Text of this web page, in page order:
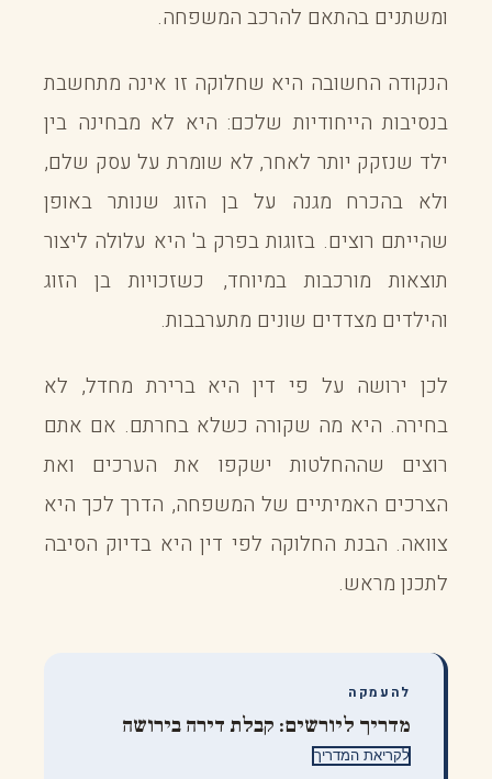
ומשתנים בהתאם להרכב המשפחה.
הנקודה החשובה היא שחלוקה זו אינה מתחשבת
בנסיבות הייחודיות שלכם: היא לא מבחינה בין
ילד שנזקק יותר לאחר, לא שומרת על עסק שלם,
ולא בהכרח מגנה על בן הזוג שנותר באופן
שהייתם רוצים. בזוגות בפרק ב' היא עלולה ליצור
תוצאות מורכבות במיוחד, כשזכויות בן הזוג
והילדים מצדדים שונים מתערבבות.
לכן ירושה על פי דין היא ברירת מחדל, לא
בחירה. היא מה שקורה כשלא בחרתם. אם אתם
רוצים שההחלטות ישקפו את הערכים ואת
הצרכים האמיתיים של המשפחה, הדרך לכך היא
צוואה. הבנת החלוקה לפי דין היא בדיוק הסיבה
לתכנן מראש.
להעמקה
מדריך ליורשים: קבלת דירה בירושה
לקריאת המדריך